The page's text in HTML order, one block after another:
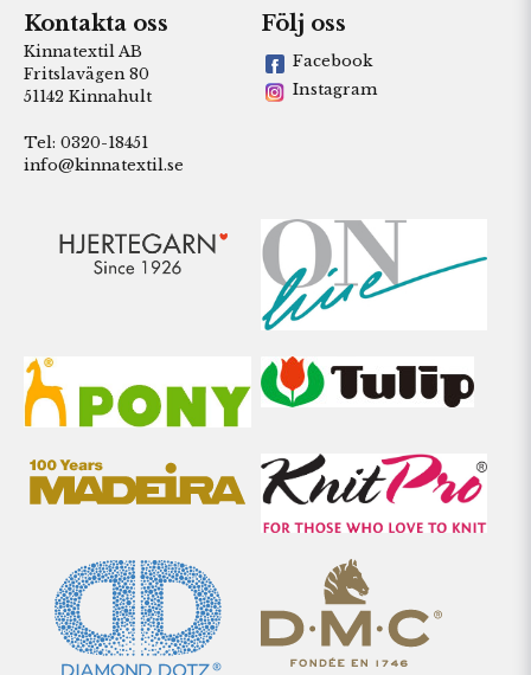
Kontakta oss
Kinnatextil AB
Fritslavägen 80
51142 Kinnahult
Tel: 0320-18451
info@kinnatextil.se
Följ oss
Facebook
Instagram